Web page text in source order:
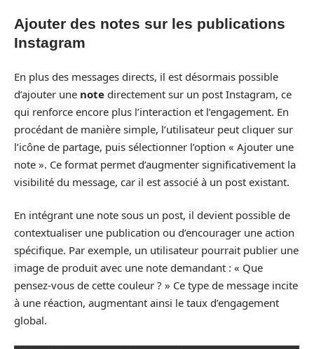
Ajouter des notes sur les publications
Instagram
En plus des messages directs, il est désormais possible
d’ajouter une note directement sur un post Instagram, ce
qui renforce encore plus l’interaction et l’engagement. En
procédant de manière simple, l’utilisateur peut cliquer sur
l’icône de partage, puis sélectionner l’option « Ajouter une
note ». Ce format permet d’augmenter significativement la
visibilité du message, car il est associé à un post existant.
En intégrant une note sous un post, il devient possible de
contextualiser une publication ou d’encourager une action
spécifique. Par exemple, un utilisateur pourrait publier une
image de produit avec une note demandant : « Que
pensez-vous de cette couleur ? » Ce type de message incite
à une réaction, augmentant ainsi le taux d’engagement
global.